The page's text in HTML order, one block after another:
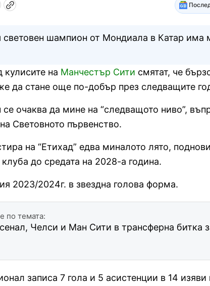
шампион от Мондиала в Катар има
на Манчестър Сити смятат, че
да стане още по-добър през следващите
очаква да мине на “следващото ниво”,
Световното първенство.
на “Етихад” едва миналото лято,
до средата на 2028-а година.
2023/2024г. в звездна голова форма.
по темата:
Челси и Ман Сити в трансферна битка
записа 7 гола и 5 асистенции в 14 изяви